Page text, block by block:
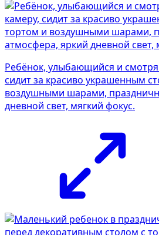
Ребёнок, улыбающийся и
сидит за красиво украшенным
воздушными шарами,
дневной свет, мягкий фокус.